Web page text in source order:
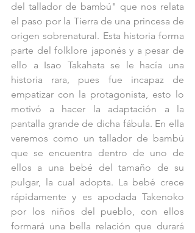
del tallador de bambú" que nos relata
el paso por la Tierra de una princesa de
origen sobrenatural. Esta historia forma
parte del folklore japonés y a pesar de
ello a Isao Takahata se le hacía una
historia rara, pues fue incapaz de
empatizar con la protagonista, esto lo
motivó a hacer la adaptación a la
pantalla grande de dicha fábula. En ella
veremos como un tallador de bambú
que se encuentra dentro de uno de
ellos a una bebé del tamaño de su
pulgar, la cual adopta. La bebé crece
rápidamente y es apodada Takenoko
por los niños del pueblo, con ellos
formará una bella relación que durará